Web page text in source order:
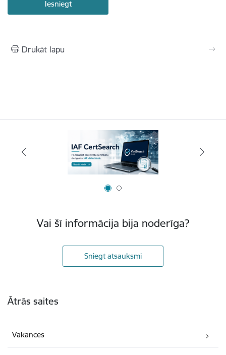
Drukāt lapu
Vai šī informācija bija noderīga?
Sniegt atsauksmi
Ātrās saites
Vakances